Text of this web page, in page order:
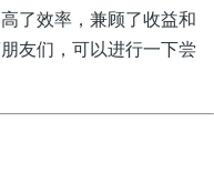
了效率，兼顾了收益和
友们，可以进行一下尝